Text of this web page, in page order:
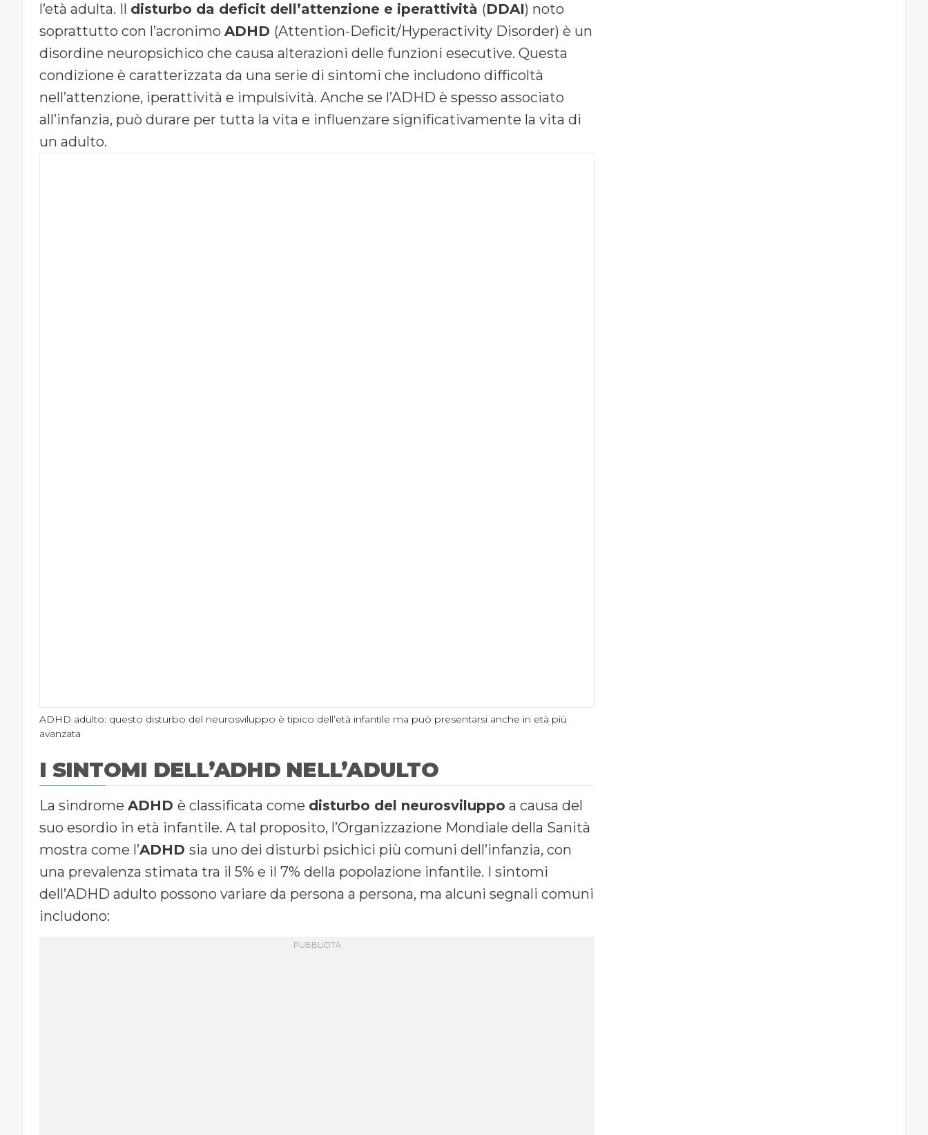
l’età adulta. Il disturbo da deficit dell’attenzione e iperattività (DDAI) noto
soprattutto con l’acronimo ADHD (Attention-Deficit/Hyperactivity Disorder) è un
disordine neuropsichico che causa alterazioni delle funzioni esecutive. Questa
condizione è caratterizzata da una serie di sintomi che includono difficoltà
nell’attenzione, iperattività e impulsività. Anche se l’ADHD è spesso associato
all’infanzia, può durare per tutta la vita e influenzare significativamente la vita di
un adulto.
ADHD adulto: questo disturbo del neurosviluppo è tipico dell’età infantile ma può presentarsi anche in età più
avanzata
I SINTOMI DELL’ADHD NELL’ADULTO
La sindrome ADHD è classificata come disturbo del neurosviluppo a causa del
suo esordio in età infantile. A tal proposito, l’Organizzazione Mondiale della Sanità
mostra come l’ADHD sia uno dei disturbi psichici più comuni dell’infanzia, con
una prevalenza stimata tra il 5% e il 7% della popolazione infantile. I sintomi
dell’ADHD adulto possono variare da persona a persona, ma alcuni segnali comuni
includono: